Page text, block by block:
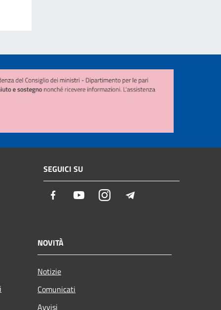
SEGUICI SU
Facebook YoutubeInstagram
NOVITÀ
Notizie
Comunicati
Avvisi